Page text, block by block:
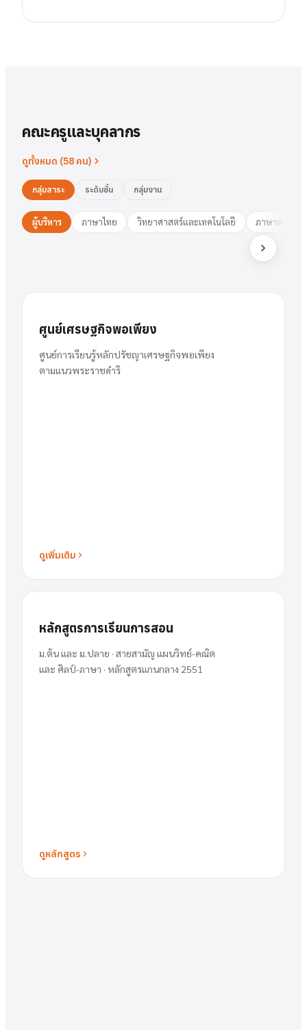
คณะครูและบุคลากร
ดูทั้งหมด (58 คน)
กลุ่มสาระ ระดับชั้น กลุ่มงาน
ผู้บริหาร ภาษาไทย วิทยาศาสตร์และเทคโนโลยี ภาษาต่างประ
นายสารัตน์ พวงเงิน
พวงเงิน
ผู้อำนวยการ
นางสาวชมพูนุท ศรีฟ้า
ศูนย์เศรษฐกิจพอเพียง
ศูนย์การเรียนรู้หลักปรัชญาเศรษฐกิจพอเพียง
ตามแนวพระราชดำริ
ดูเพิ่มเติม
หลักสูตรการเรียนการสอน
ม.ต้น และ ม.ปลาย · สายสามัญ แผนวิทย์-คณิต
และ ศิลป์-ภาษา · หลักสูตรแกนกลาง 2551
ดูหลักสูตร